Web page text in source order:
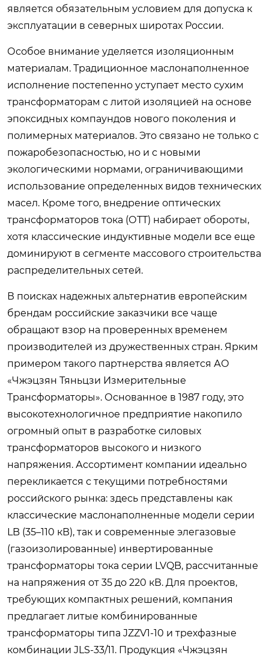
является обязательным условием для допуска к
эксплуатации в северных широтах России.
Особое внимание уделяется изоляционным
материалам. Традиционное маслонаполненное
исполнение постепенно уступает место сухим
трансформаторам с литой изоляцией на основе
эпоксидных компаундов нового поколения и
полимерных материалов. Это связано не только с
пожаробезопасностью, но и с новыми
экологическими нормами, ограничивающими
использование определенных видов технических
масел. Кроме того, внедрение оптических
трансформаторов тока (ОТТ) набирает обороты,
хотя классические индуктивные модели все еще
доминируют в сегменте массового строительства
распределительных сетей.
В поисках надежных альтернатив европейским
брендам российские заказчики все чаще
обращают взор на проверенных временем
производителей из дружественных стран. Ярким
примером такого партнерства является АО
«Чжэцзян Тяньцзи Измерительные
Трансформаторы». Основанное в 1987 году, это
высокотехнологичное предприятие накопило
огромный опыт в разработке силовых
трансформаторов высокого и низкого
напряжения. Ассортимент компании идеально
перекликается с текущими потребностями
российского рынка: здесь представлены как
классические маслонаполненные модели серии
LB (35–110 кВ), так и современные элегазовые
(газоизолированные) инвертированные
трансформаторы тока серии LVQB, рассчитанные
на напряжения от 35 до 220 кВ. Для проектов,
требующих компактных решений, компания
предлагает литые комбинированные
трансформаторы типа JZZV1-10 и трехфазные
комбинации JLS-33/11. Продукция «Чжэцзян